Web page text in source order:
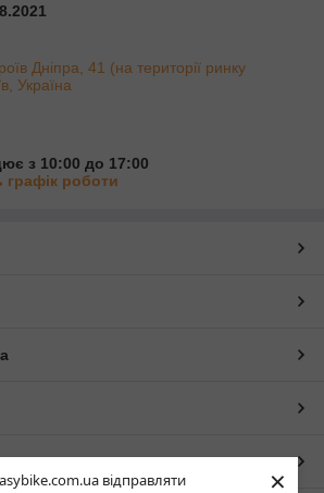
відправляти
×
Дніпра, 41 (на території ринку
Україна
з 10:00 до 17:00
графік роботи